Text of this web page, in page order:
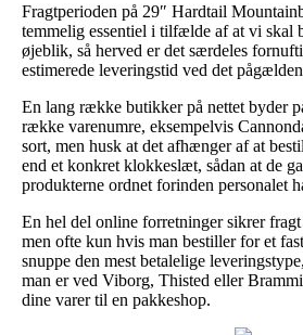
Fragtperioden på 29″ Hardtail
temmelig essentiel i tilfælde af at vi skal
øjeblik, så herved er det særdeles
estimerede leveringstid ved det
En lang række butikker på nettet byder
række varenumre, eksempelvis
sort, men husk at det afhænger af at
end et konkret klokkeslæt, sådan at de
produkterne ordnet forinden personalet
En hel del online forretninger sikrer
men ofte kun hvis man bestiller for et
snuppe den mest betalelige
man er ved Viborg, Thisted eller
dine varer til en pakkeshop.